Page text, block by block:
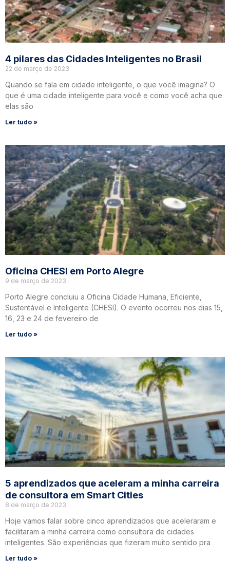
4 pilares das Cidades Inteligentes no Brasil
22 de março de 2023
Quando se fala em cidade inteligente, o que você imagina? O
que é uma cidade inteligente para você e como você acha que
elas são
Ler tudo »
Oficina CHESI em Porto Alegre
9 de março de 2023
Porto Alegre concluiu a Oficina Cidade Humana, Eficiente,
Sustentável e Inteligente (CHESI). O evento ocorreu nos dias 15,
16, 23 e 24 de fevereiro de
Ler tudo »
5 aprendizados que aceleram a minha carreira
de consultora em Smart Cities
8 de março de 2023
Hoje vamos falar sobre cinco aprendizados que aceleraram e
facilitaram a minha carreira como consultora de cidades
inteligentes. São experiências que fizeram muito sentido pra
Ler tudo »